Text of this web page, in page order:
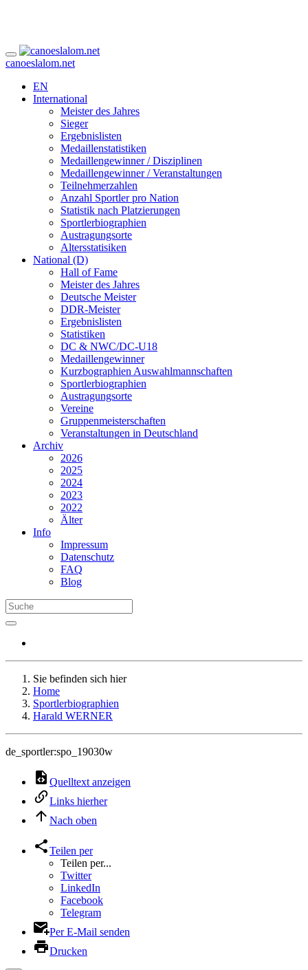
canoeslalom.net
EN
International
Meister des Jahres
Sieger
Ergebnislisten
Medaillenstatistiken
Medaillengewinner / Disziplinen
Medaillengewinner / Veranstaltungen
Teilnehmerzahlen
Anzahl Sportler pro Nation
Statistik nach Platzierungen
Sportlerbiographien
Austragungsorte
Altersstatisiken
National (D)
Hall of Fame
Meister des Jahres
Deutsche Meister
DDR-Meister
Ergebnislisten
Statistiken
DC & NWC/DC-U18
Medaillengewinner
Kurzbographien Auswahlmannschaften
Sportlerbiographien
Austragungsorte
Vereine
Gruppenmeisterschaften
Veranstaltungen in Deutschland
Archiv
2026
2025
2024
2023
2022
Älter
Info
Impressum
Datenschutz
FAQ
Blog
Sie befinden sich hier
Home
Sportlerbiographien
Harald WERNER
de_sportler:spo_19030w
Quelltext anzeigen
Links hierher
Nach oben
Teilen per
Teilen per...
Twitter
LinkedIn
Facebook
Telegram
Per E-Mail senden
Drucken